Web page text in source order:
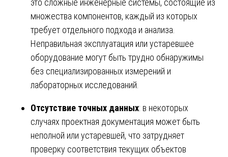
это сложные инженерные системы, состоящие из
множества компонентов, каждый из которых
требует отдельного подхода и анализа.
Неправильная эксплуатация или устаревшее
оборудование могут быть трудно обнаружимы
без специализированных измерений и
лабораторных исследований.
Отсутствие точных данных: в некоторых
случаях проектная документация может быть
неполной или устаревшей, что затрудняет
проверку соответствия текущих объектов